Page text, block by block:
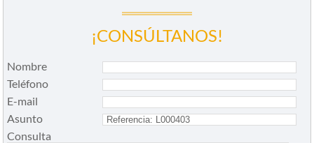
¡CONSÚLTANOS!
Nombre
Teléfono
E-mail
Asunto
Consulta